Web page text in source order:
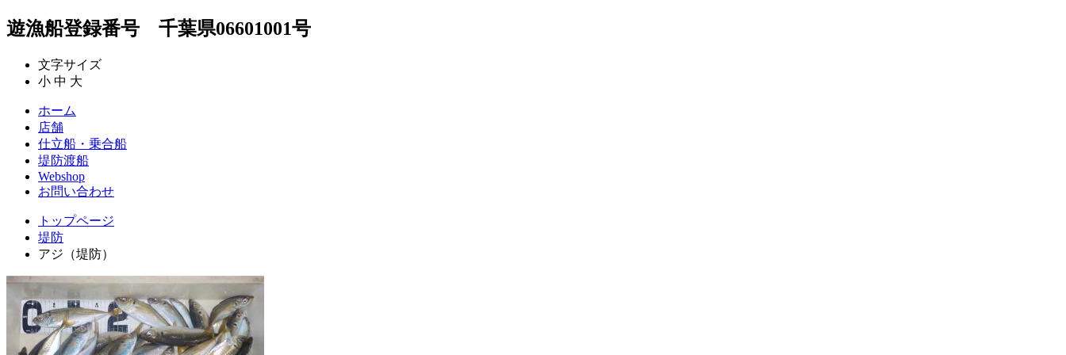
遊漁船登録番号 千葉県06601001号
文字サイズ
小 中 大
ホーム
店舗
仕立船・乗合船
堤防渡船
Webshop
お問い合わせ
トップページ
堤防
アジ（堤防）